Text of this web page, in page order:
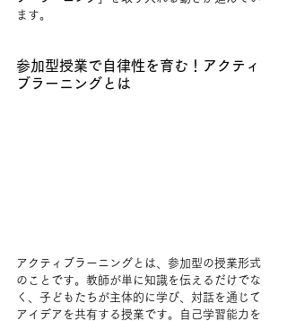
ます。
参加型授業で自律性を育む！アクティ
ブラーニングとは
アクティブラーニングとは、参加型の授業形式
のことです。教師が単に知識を伝えるだけでな
く、子どもたちが主体的に学び、対話を通じて
アイデアを共有する授業です。自己学習能力を